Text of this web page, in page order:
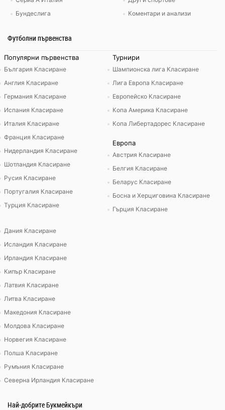
Бундеслига
Коментари и анализи
Футболни първенства
Популярни първенства
България Класиране
Англия Класиране
Германия Класиране
Испания Класиране
Италия Класиране
Франция Класиране
Нидерландия Класиране
Шотландия Класиране
Русия Класиране
Португалия Класиране
Турция Класиране
Турнири
Шампионска лига Класиране
Лига Европа Класиране
Европейско Класиране
Копа Америка Класиране
Копа Либертадорес Класиране
Европа
Австрия Класиране
Белгия Класиране
Беларус Класиране
Босна и Херциговина Класиране
Гърция Класиране
Дания Класиране
Исландия Класиране
Ирландия Класиране
Кипър Класиране
Латвия Класиране
Литва Класиране
Македония Класиране
Молдова Класиране
Норвегия Класиране
Полша Класиране
Румъния Класиране
Северна Ирландия Класиране
Най-добрите Букмейкъри